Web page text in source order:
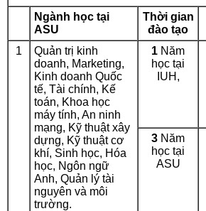
Ngành học tại
ASU
Thời gian
đào tạo
1
Quản trị kinh
doanh, Marketing,
Kinh doanh Quốc
tế, Tài chính, Kế
toán, Khoa học
máy tính, An ninh
mạng, Kỹ thuật xây
dựng, Kỹ thuật cơ
khí, Sinh học, Hóa
học, Ngôn ngữ
Anh, Quản lý tài
nguyên và môi
trường.
1 Năm
học tại
IUH,
3 Năm
học tại
ASU